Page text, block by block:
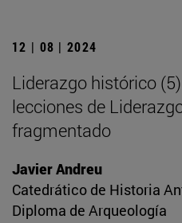
12 | 08 | 2024
Liderazgo histórico
lecciones de
fragmentado
Javier Andreu
Catedrático de Historia
Diploma de Arqueología